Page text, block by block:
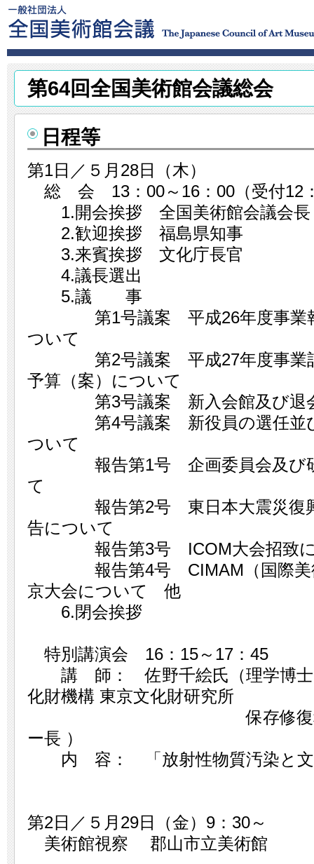
第64回全国美術館会議総会
日程等
第1日／５月28日（木）
総 会 13：00～16：00（受付12
1.開会挨拶 全国美術館会議会長
2.歓迎挨拶 福島県知事
3.来賓挨拶 文化庁長官
4.議長選出
5.議 事
第1号議案 平成26年度事業報
ついて
第2号議案 平成27年度事業計
予算（案）について
第3号議案 新入会館及び退会
第4号議案 新役員の選任並び
ついて
報告第1号 企画委員会及び研
て
報告第2号 東日本大震災復興
告について
報告第3号 ICOM大会招致に
報告第4号 CIMAM（国際美術
京大会について 他
6.閉会挨拶
特別講演会 16：15～17：45
講 師： 佐野千絵氏（理学博士
化財機構 東京文化財研究所
保存修復科学セン
ー長 ）
内 容： 「放射性物質汚染と文
第2日／５月29日（金）9：30～
美術館視察 郡山市立美術館